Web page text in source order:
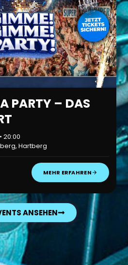
PARTY – DAS
20:00
Hartberg
MEHR ERFAHREN
ANSEHEN